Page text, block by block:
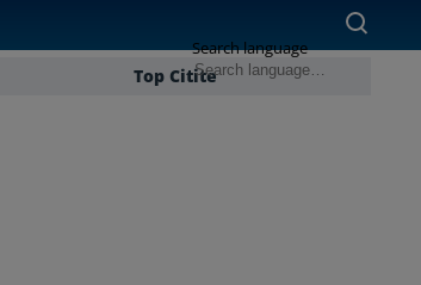
Top Citite
Search language